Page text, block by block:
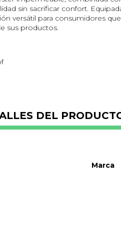
sin sacrificar confort.
versátil para consumidores
sus productos.
numérico
DEL
Marca